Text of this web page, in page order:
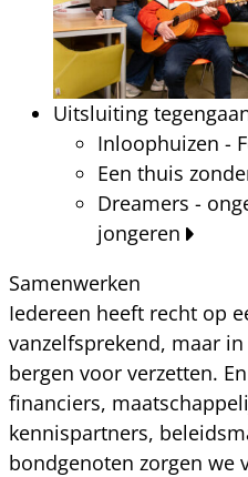
Uitsluiting
Inloophuizen -
Een thuis
Dreamers -
jongeren
Samenwerken
Iedereen heeft recht op
vanzelfsprekend, maar
bergen voor verzetten.
financiers,
kennispartners,
bondgenoten zorgen we